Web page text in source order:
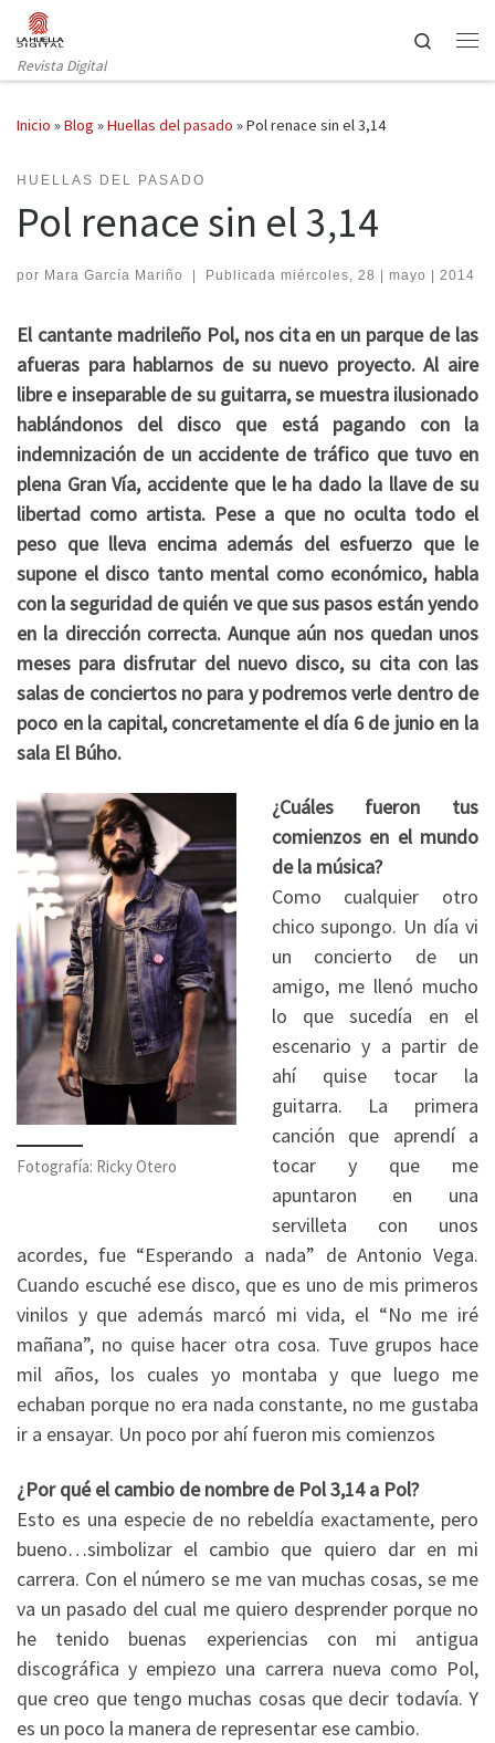
Saltar al contenido
Revista Digital
Search
Inicio »Blog »Huellas del pasado »Pol renace sin el 3,14
HUELLAS DEL PASADO
Pol renace sin el 3,14
por Mara García Mariño | Publicada miércoles, 28 | mayo | 2014
El cantante madrileño Pol, nos cita en un parque de las
afueras para hablarnos de su nuevo proyecto. Al aire
libre e inseparable de su guitarra, se muestra ilusionado
hablándonos del disco que está pagando con la
indemnización de un accidente de tráfico que tuvo en
plena Gran Vía, accidente que le ha dado la llave de su
libertad como artista. Pese a que no oculta todo el
peso que lleva encima además del esfuerzo que le
supone el disco tanto mental como económico, habla
con la seguridad de quién ve que sus pasos están yendo
en la dirección correcta. Aunque aún nos quedan unos
meses para disfrutar del nuevo disco, su cita con las
salas de conciertos no para y podremos verle dentro de
poco en la capital, concretamente el día 6 de junio en la
sala El Búho.
Fotografía: Ricky Otero
¿Cuáles fueron tus
comienzos en el mundo
de la música?
Como cualquier otro
chico supongo. Un día vi
un concierto de un
amigo, me llenó mucho
lo que sucedía en el
escenario y a partir de
ahí quise tocar la
guitarra. La primera
canción que aprendí a
tocar y que me
apuntaron en una
servilleta con unos
acordes, fue “Esperando a nada” de Antonio Vega.
Cuando escuché ese disco, que es uno de mis primeros
vinilos y que además marcó mi vida, el “No me iré
mañana”, no quise hacer otra cosa. Tuve grupos hace
mil años, los cuales yo montaba y que luego me
echaban porque no era nada constante, no me gustaba
ir a ensayar. Un poco por ahí fueron mis comienzos
¿Por qué el cambio de nombre de Pol 3,14 a Pol?
Esto es una especie de no rebeldía exactamente, pero
bueno…simbolizar el cambio que quiero dar en mi
carrera. Con el número se me van muchas cosas, se me
va un pasado del cual me quiero desprender porque no
he tenido buenas experiencias con mi antigua
discográfica y empiezo una carrera nueva como Pol,
que creo que tengo muchas cosas que decir todavía. Y
es un poco la manera de representar ese cambio.